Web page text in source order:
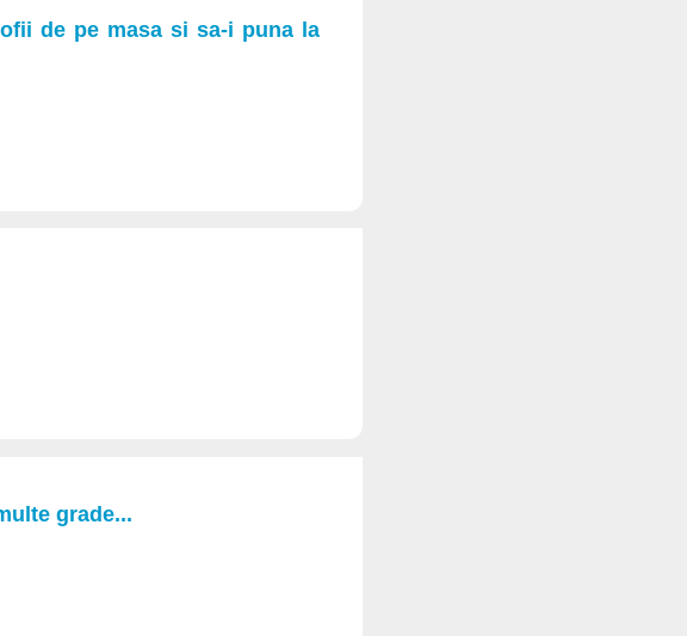
de pe masa si sa-i puna la
grade...